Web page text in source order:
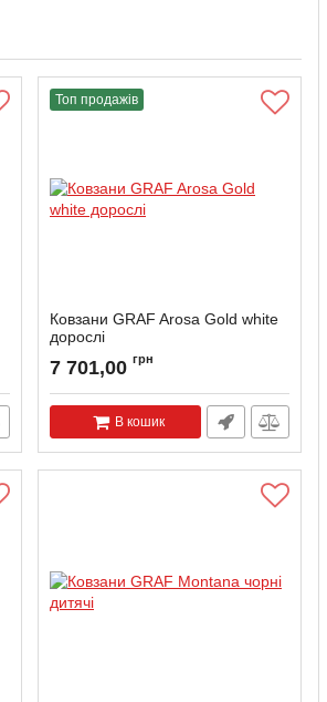
Топ продажів
Ковзани GRAF Arosa Gold white
дорослі
AROSAG-MW-36
7 701,00 грн
В кошик